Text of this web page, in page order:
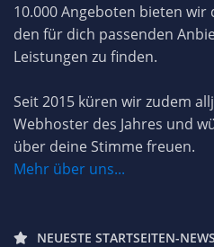
10.000 Angeboten bieten
den für dich passenden
Leistungen zu finden.
Seit 2015 küren wir zudem
Webhoster des Jahres und
über deine Stimme freuen.
Mehr über uns...
NEUESTE STARTSEITEN-NEWS